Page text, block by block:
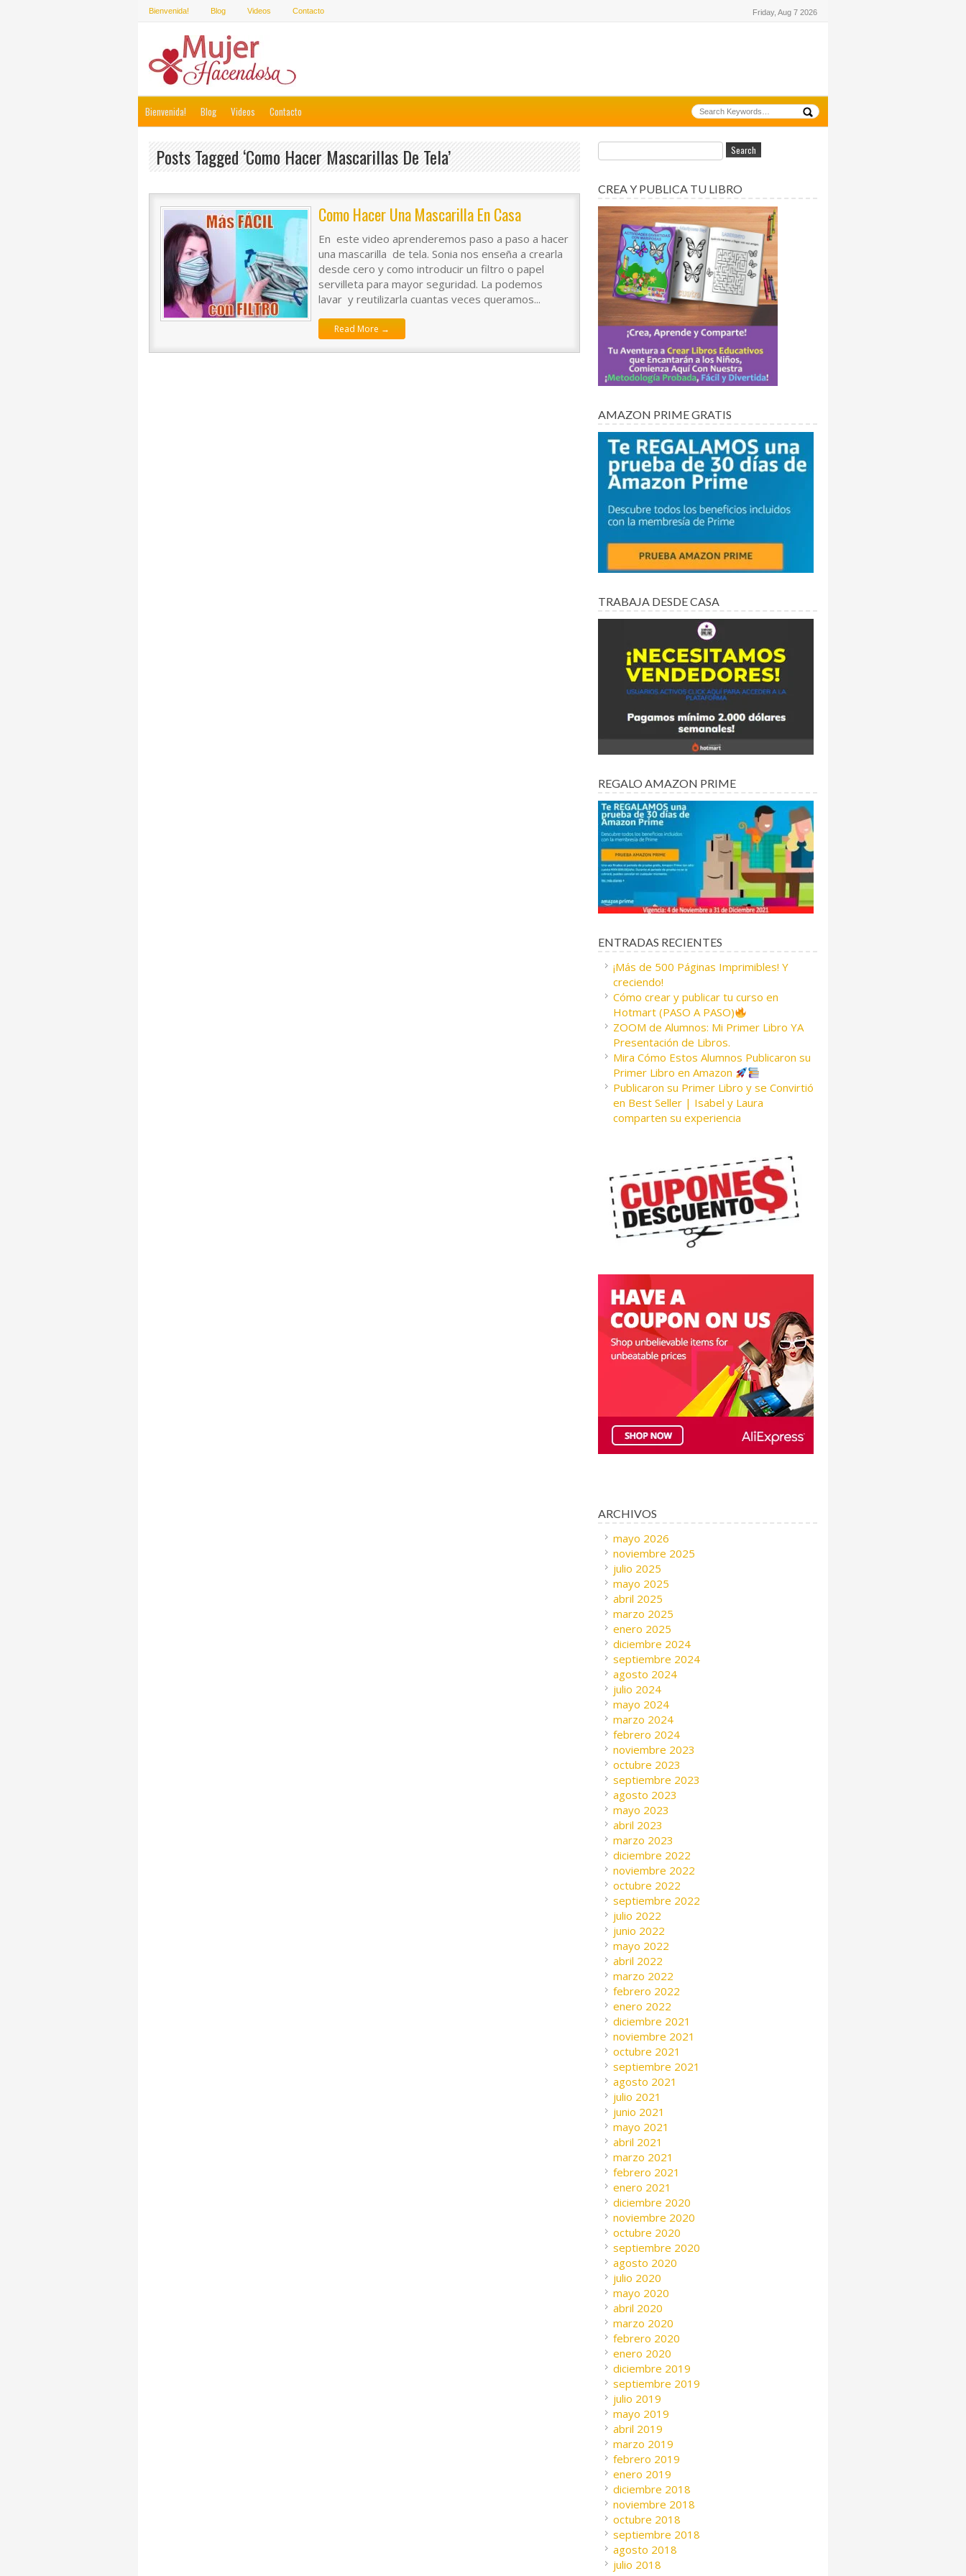
Bienvenida! Blog Videos Contacto Friday, Aug 7 2026
Bienvenida! Blog Videos Contacto
Posts Tagged ‘como Hacer Mascarillas De Tela’
Como Hacer Una Mascarilla En Casa
En este video aprenderemos paso a paso a hacer
una mascarilla de tela. Sonia nos enseña a crearla
desde cero y como introducir un filtro o papel
servilleta para mayor seguridad. La podemos
lavar y reutilizarla cuantas veces queramos...
Read More →
CREA Y PUBLICA TU LIBRO
AMAZON PRIME GRATIS
TRABAJA DESDE CASA
REGALO AMAZON PRIME
ENTRADAS RECIENTES
¡Más de 500 Páginas Imprimibles! Y
creciendo!
Cómo crear y publicar tu curso en
Hotmart (PASO A PASO)
ZOOM de Alumnos: Mi Primer Libro YA
Presentación de Libros.
Mira Cómo Estos Alumnos Publicaron su
Primer Libro en Amazon
Publicaron su Primer Libro y se Convirtió
en Best Seller | Isabel y Laura
comparten su experiencia
ARCHIVOS
mayo 2026
noviembre 2025
julio 2025
mayo 2025
abril 2025
marzo 2025
enero 2025
diciembre 2024
septiembre 2024
agosto 2024
julio 2024
mayo 2024
marzo 2024
febrero 2024
noviembre 2023
octubre 2023
septiembre 2023
agosto 2023
mayo 2023
abril 2023
marzo 2023
diciembre 2022
noviembre 2022
octubre 2022
septiembre 2022
julio 2022
junio 2022
mayo 2022
abril 2022
marzo 2022
febrero 2022
enero 2022
diciembre 2021
noviembre 2021
octubre 2021
septiembre 2021
agosto 2021
julio 2021
junio 2021
mayo 2021
abril 2021
marzo 2021
febrero 2021
enero 2021
diciembre 2020
noviembre 2020
octubre 2020
septiembre 2020
agosto 2020
julio 2020
mayo 2020
abril 2020
marzo 2020
febrero 2020
enero 2020
diciembre 2019
septiembre 2019
julio 2019
mayo 2019
abril 2019
marzo 2019
febrero 2019
enero 2019
diciembre 2018
noviembre 2018
octubre 2018
septiembre 2018
agosto 2018
julio 2018